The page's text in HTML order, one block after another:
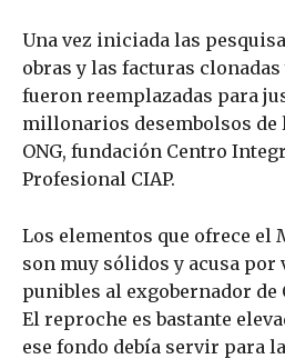
Una vez iniciada las
obras y las facturas
fueron reemplazadas para
millonarios desembolsos de
ONG, fundación Centro
Profesional CIAP.
Los elementos que ofrece el
son muy sólidos y acusa por
punibles al exgobernador de
El reproche es bastante
ese fondo debía servir para